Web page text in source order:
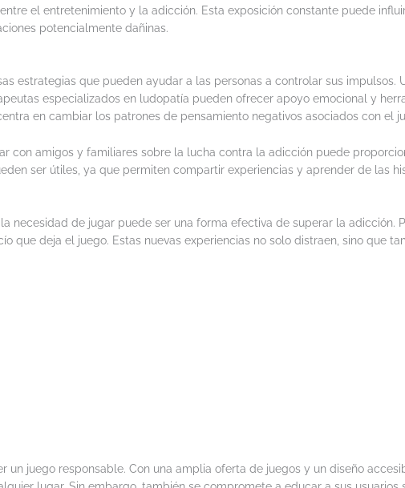
el entretenimiento y la adicción. Esta exposición constante puede
potencialmente dañinas.
estrategias que pueden ayudar a las personas a controlar sus impulsos.
especializados en ludopatía pueden ofrecer apoyo emocional y
en cambiar los patrones de pensamiento negativos asociados con el
con amigos y familiares sobre la lucha contra la adicción puede
ser útiles, ya que permiten compartir experiencias y aprender de las
necesidad de jugar puede ser una forma efectiva de superar la adicción.
que deja el juego. Estas nuevas experiencias no solo distraen, sino que
un juego responsable. Con una amplia oferta de juegos y un diseño